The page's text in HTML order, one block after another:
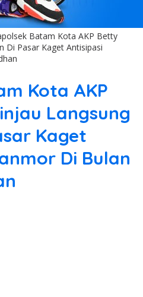
Batam Kota AKP Betty
Di Pasar Kaget Antisipasi
Kota AKP
Langsung
Kaget
Di Bulan